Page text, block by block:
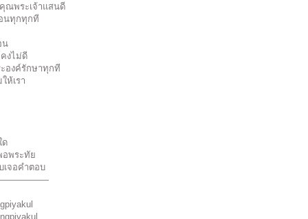
ณพระเจ้าแสนดี
นทุกทุกที
น
งไม่ดี
องค์รักษาทุกที
ห้เรา
ด
อพระทัย
เจอคำตอบ